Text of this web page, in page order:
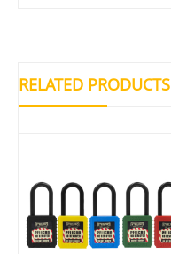
RELATED PRODUCTS